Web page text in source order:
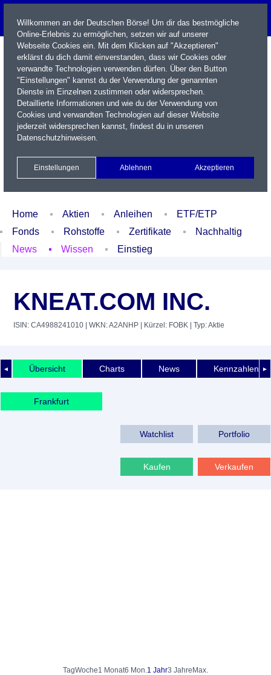
Name / WKN / ISIN / Kürzel
Xetra Realtime
Watchlist Portfolio Login
Home Aktien Anleihen
ETF/ETP
Fonds
Rohstoffe Zertifikate
Nachhaltig
News
Wissen Einstieg
KNEAT.COM INC.
ISIN: CA4988241010 | WKN: A2ANHP | Kürzel: FOBK | Typ: Aktie
◄ ►
Übersicht Charts News Kennzahlen
Frankfurt
Watchlist Portfolio
Kaufen Verkaufen
TagWoche1 Monat6 Mon.1 Jahr3 Jahre Max.
Willkommen an der Deutschen Börse! Um dir das bestmögliche
Online-Erlebnis zu ermöglichen, setzen wir auf unserer
Webseite Cookies ein. Mit dem Klicken auf "Akzeptieren"
erklärst du dich damit einverstanden, dass wir Cookies oder
verwandte Technologien verwenden dürfen. Über den Button
"Einstellungen" kannst du der Verwendung der genannten
Dienste im Einzelnen zustimmen oder widersprechen.
Detaillierte Informationen und wie du der Verwendung von
Cookies und verwandten Technologien auf dieser Website
jederzeit widersprechen kannst, findest du in unseren
Datenschutzhinweisen.
Einstellungen Ablehnen Akzeptieren